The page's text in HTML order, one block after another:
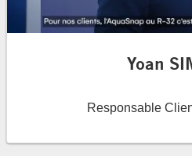
Yoan
Responsable